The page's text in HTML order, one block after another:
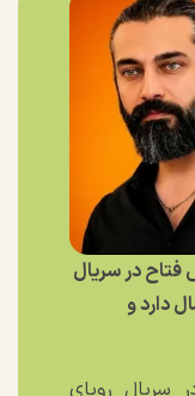
فتاح در سریال
دارد و
سریال رویای